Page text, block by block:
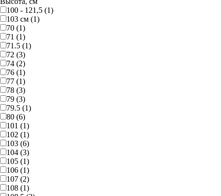
100 - 121,5 (1)
103 см (1)
70 (1)
71 (1)
71.5 (1)
72 (3)
74 (2)
76 (1)
77 (1)
78 (3)
79 (3)
79.5 (1)
80 (6)
101 (1)
102 (1)
103 (6)
104 (3)
105 (1)
106 (1)
107 (2)
108 (1)